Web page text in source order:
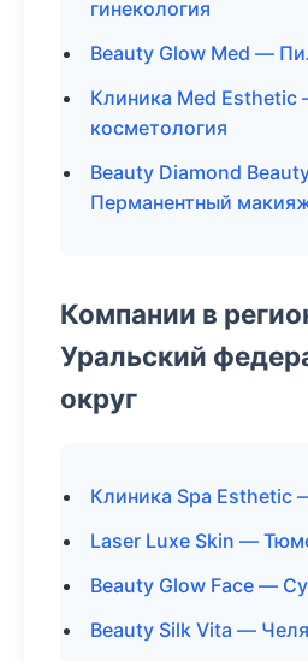
гинекология
Beauty Glow Med —
Клиника Med Esthetic
косметология
Beauty Diamond
Перманентный
Компании в
Уральский
округ
Клиника Spa Esthetic
Laser Luxe Skin —
Beauty Glow Face —
Beauty Silk Vita —